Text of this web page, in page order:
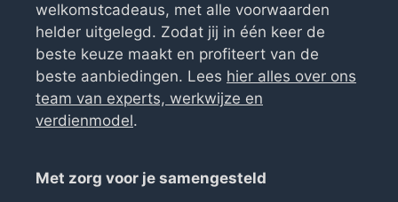
welkomstcadeaus, met alle voorwaarden
helder uitgelegd. Zodat jij in één keer de
beste keuze maakt en profiteert van de
beste aanbiedingen. Lees hier alles over ons
team van experts, werkwijze en
verdienmodel.
Met zorg voor je samengesteld